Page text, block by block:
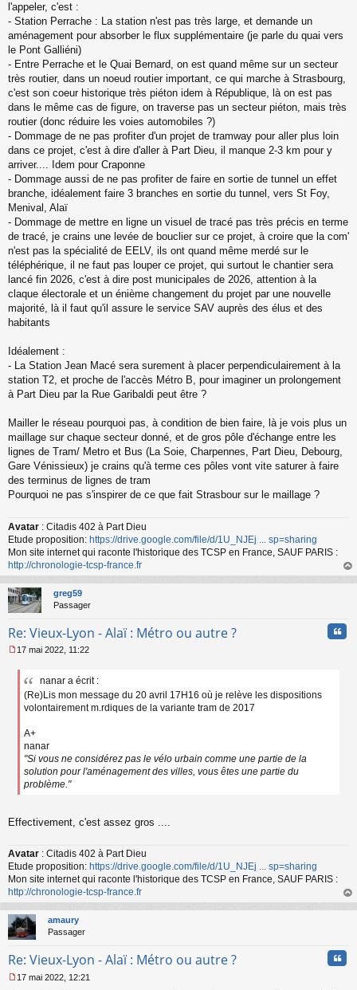
l'appeler, c'est :
- Station Perrache : La station n'est pas très large, et demande un
aménagement pour absorber le flux supplémentaire (je parle du quai vers
le Pont Galliéni)
- Entre Perrache et le Quai Bernard, on est quand même sur un secteur
très routier, dans un noeud routier important, ce qui marche à Strasbourg,
c'est son coeur historique très piéton idem à République, là on est pas
dans le même cas de figure, on traverse pas un secteur piéton, mais très
routier (donc réduire les voies automobiles ?)
- Dommage de ne pas profiter d'un projet de tramway pour aller plus loin
dans ce projet, c'est à dire d'aller à Part Dieu, il manque 2-3 km pour y
arriver.... Idem pour Craponne
- Dommage aussi de ne pas profiter de faire en sortie de tunnel un effet
branche, idéalement faire 3 branches en sortie du tunnel, vers St Foy,
Menival, Alaï
- Dommage de mettre en ligne un visuel de tracé pas très précis en terme
de tracé, je crains une levée de bouclier sur ce projet, à croire que la com'
n'est pas la spécialité de EELV, ils ont quand même merdé sur le
téléphérique, il ne faut pas louper ce projet, qui surtout le chantier sera
lancé fin 2026, c'est à dire post municipales de 2026, attention à la
claque électorale et un énième changement du projet par une nouvelle
majorité, là il faut qu'il assure le service SAV auprès des élus et des
habitants
Idéalement :
- La Station Jean Macé sera surement à placer perpendiculairement à la
station T2, et proche de l'accès Métro B, pour imaginer un prolongement
à Part Dieu par la Rue Garibaldi peut être ?
Mailler le réseau pourquoi pas, à condition de bien faire, là je vois plus un
maillage sur chaque secteur donné, et de gros pôle d'échange entre les
lignes de Tram/ Metro et Bus (La Soie, Charpennes, Part Dieu, Debourg,
Gare Vénissieux) je crains qu'à terme ces pôles vont vite saturer à faire
des terminus de lignes de tram
Pourquoi ne pas s'inspirer de ce que fait Strasbour sur le maillage ?
Avatar : Citadis 402 à Part Dieu
Etude proposition: https://drive.google.com/file/d/1U_NJEj ... sp=sharing
Mon site internet qui raconte l'historique des TCSP en France, SAUF PARIS :
http://chronologie-tcsp-france.fr
au
greg59
Passager
Re: Vieux-Lyon - Alaï : Métro ou autre ?
e
17 mai 2022, 11:22
nanar a écrit :
(Re)Lis mon message du 20 avril 17H16 où je relève les dispositions
volontairement m.rdiques de la variante tram de 2017
A+
nanar
"Si vous ne considérez pas le vélo urbain comme une partie de la
solution pour l'aménagement des villes, vous êtes une partie du
problème."
Effectivement, c'est assez gros ....
Avatar : Citadis 402 à Part Dieu
Etude proposition: https://drive.google.com/file/d/1U_NJEj ... sp=sharing
Mon site internet qui raconte l'historique des TCSP en France, SAUF PARIS :
http://chronologie-tcsp-france.fr
au
amaury
Passager
Re: Vieux-Lyon - Alaï : Métro ou autre ?
17 mai 2022, 12:21